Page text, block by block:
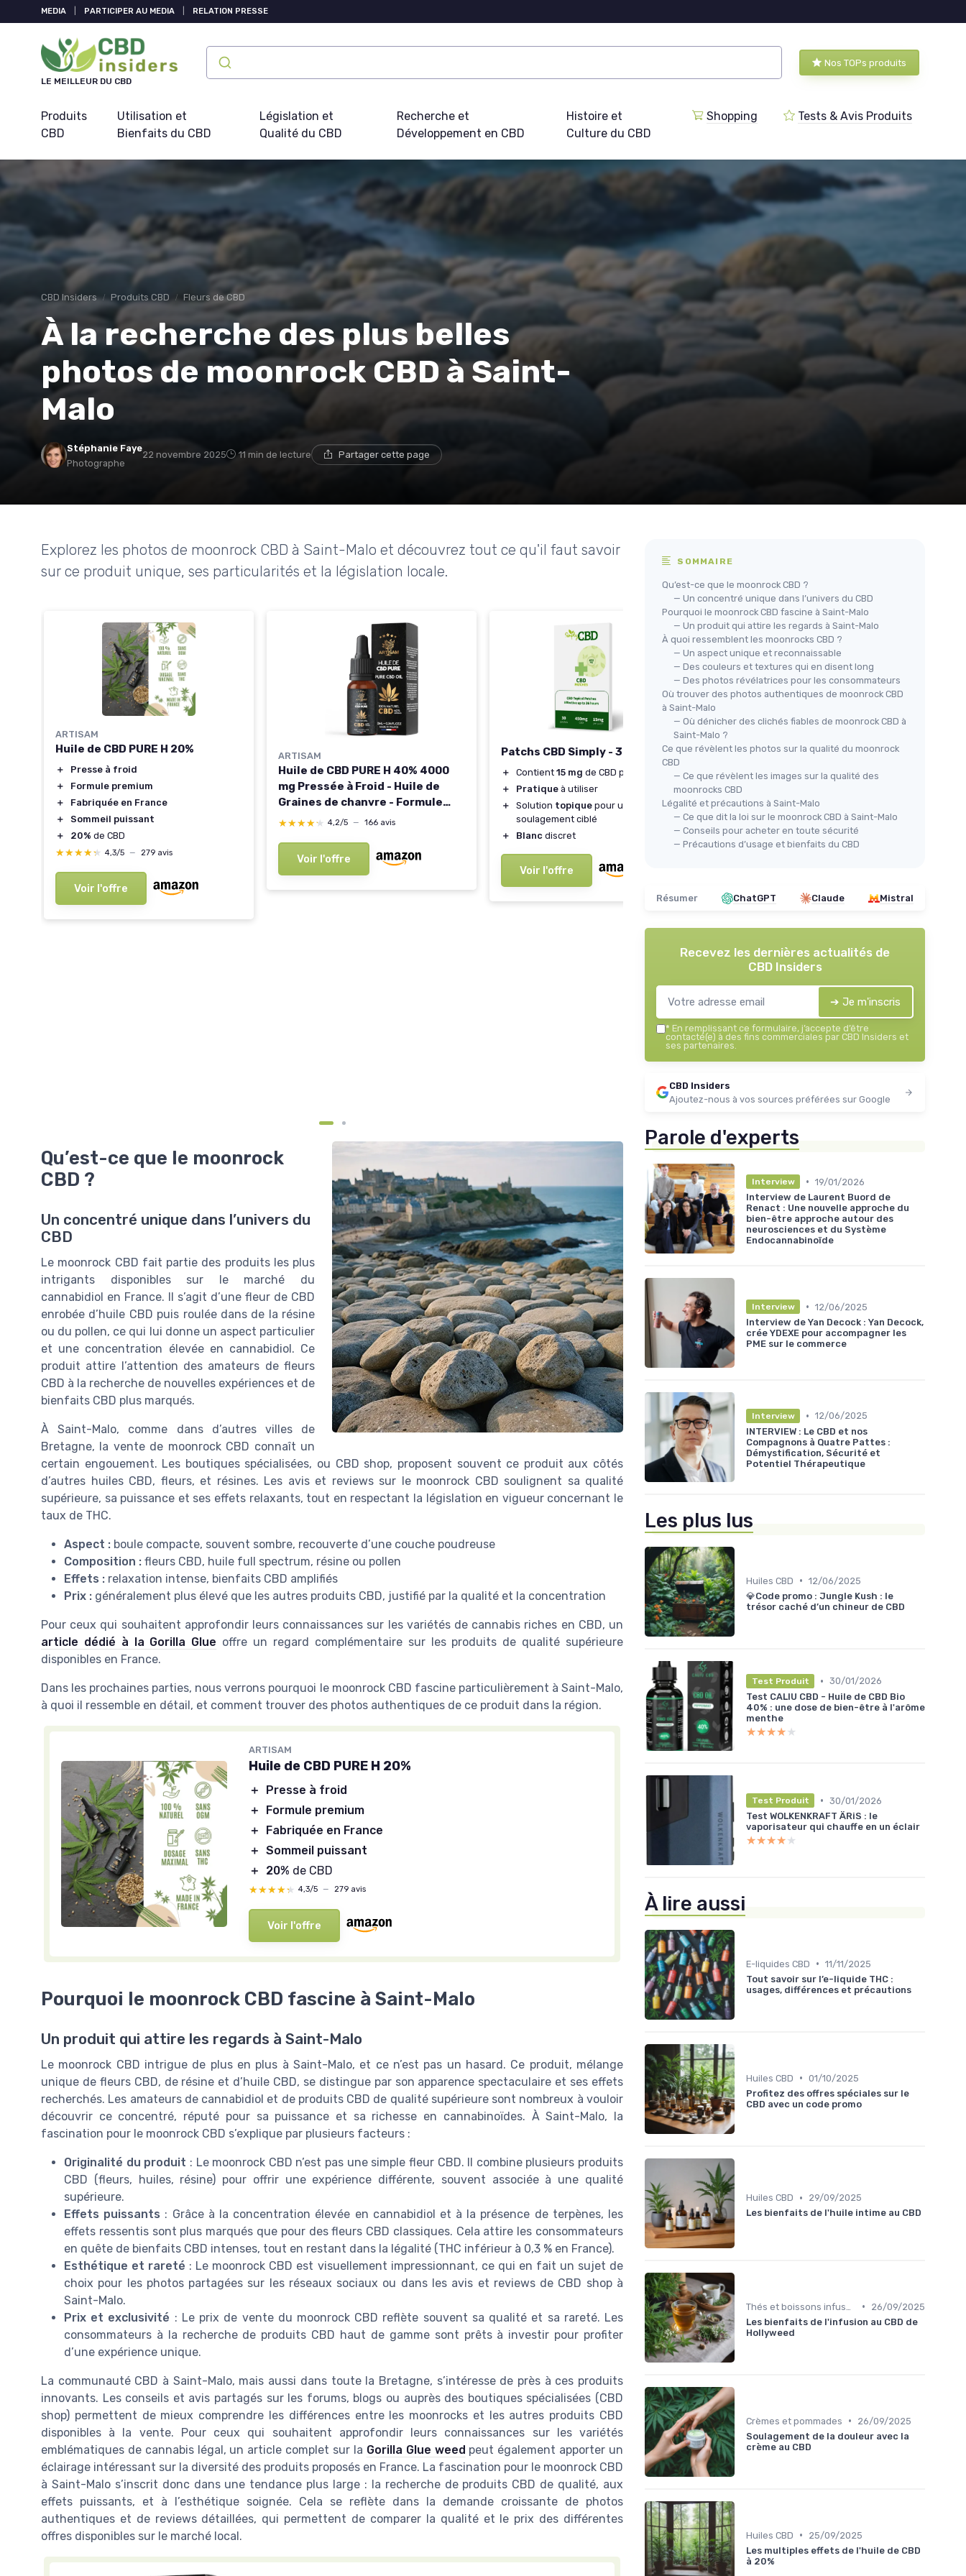
MEDIA PARTICIPER AU MEDIA RELATION PRESSE
LE MEILLEUR DU CBD
Nos TOPs produits
Produits
CBD
Utilisation et
Bienfaits du CBD
Législation et
Qualité du CBD
Recherche et
Développement en CBD
Histoire et
Culture du CBD
Shopping Tests & Avis Produits
CBD Insiders Produits CBD Fleurs de CBD
À la recherche des plus belles
photos de moonrock CBD à Saint-
Malo
Stéphanie Faye
Photographe
22 novembre 2025 11 min de lecture Partager cette page
Explorez les photos de moonrock CBD à Saint-Malo et découvrez tout ce qu'il faut savoir
sur ce produit unique, ses particularités et la législation locale.
ARTISAM
Huile de CBD PURE H 20%
＋
Presse à froid
＋
Formule premium
＋
Fabriquée en France
＋
Sommeil puissant
＋
20% de CBD
★★★★★
★★★★★ 4,3/5 — 279 avis
Voir l'offre
ARTISAM
Huile de CBD PURE H 40% 4000
mg Pressée à Froid - Huile de
Graines de chanvre - Formule
Premium Fabriquée en France -
herbe puff infusion Tisane hhc
10 ml 10 ml (Lot de 1)
★★★★★
★★★★★ 4,2/5 — 166 avis
Voir l'offre
Patchs CBD Simply - 30 patchs
＋ Contient 15 mg de CBD par patch
＋
Pratique à utiliser
＋
Solution topique pour un
soulagement ciblé
＋
Blanc discret
Voir l'offre
URGO
Chaud/Froid
＋
98% d'Origine Naturelle
EffetChaud/Froid
＋ Convient aux enfants à partir de7 ans
＋ Facile à utiliser en
crème de massage
＋ Format pratique de50 ml
★★★★★
★★★★★ 4,1/5 — 71 avis
Qu’est-ce que le moonrock
CBD ?
Un concentré unique dans l’univers du
CBD
Le moonrock CBD fait partie des produits les plus
intrigants disponibles sur le marché du
cannabidiol en France. Il s’agit d’une fleur de CBD
enrobée d’huile CBD puis roulée dans de la résine
ou du pollen, ce qui lui donne un aspect particulier
et une concentration élevée en cannabidiol. Ce
produit attire l’attention des amateurs de fleurs
CBD à la recherche de nouvelles expériences et de
bienfaits CBD plus marqués.
À Saint-Malo, comme dans d’autres villes de
Bretagne, la vente de moonrock CBD connaît un
certain engouement. Les boutiques spécialisées, ou CBD shop, proposent souvent ce produit aux côtés
d’autres huiles CBD, fleurs, et résines. Les avis et reviews sur le moonrock CBD soulignent sa qualité
supérieure, sa puissance et ses effets relaxants, tout en respectant la législation en vigueur concernant le
taux de THC.
Aspect : boule compacte, souvent sombre, recouverte d’une couche poudreuse
Composition : fleurs CBD, huile full spectrum, résine ou pollen
Effets : relaxation intense, bienfaits CBD amplifiés
Prix : généralement plus élevé que les autres produits CBD, justifié par la qualité et la concentration
Pour ceux qui souhaitent approfondir leurs connaissances sur les variétés de cannabis riches en CBD, un
article dédié à la Gorilla Glue offre un regard complémentaire sur les produits de qualité supérieure
disponibles en France.
Dans les prochaines parties, nous verrons pourquoi le moonrock CBD fascine particulièrement à Saint-Malo,
à quoi il ressemble en détail, et comment trouver des photos authentiques de ce produit dans la région.
ARTISAM
Huile de CBD PURE H 20%
＋
Presse à froid
＋
Formule premium
＋
Fabriquée en France
＋ Sommeil puissant
＋
20% de CBD
★★★★★
★★★★★ 4,3/5 — 279 avis
Voir l'offre
Pourquoi le moonrock CBD fascine à Saint-Malo
Un produit qui attire les regards à Saint-Malo
Le moonrock CBD intrigue de plus en plus à Saint-Malo, et ce n’est pas un hasard. Ce produit, mélange
unique de fleurs CBD, de résine et d’huile CBD, se distingue par son apparence spectaculaire et ses effets
recherchés. Les amateurs de cannabidiol et de produits CBD de qualité supérieure sont nombreux à vouloir
découvrir ce concentré, réputé pour sa puissance et sa richesse en cannabinoïdes. À Saint-Malo, la
fascination pour le moonrock CBD s’explique par plusieurs facteurs :
Originalité du produit : Le moonrock CBD n’est pas une simple fleur CBD. Il combine plusieurs produits
CBD (fleurs, huiles, résine) pour offrir une expérience différente, souvent associée à une qualité
supérieure.
Effets puissants : Grâce à la concentration élevée en cannabidiol et à la présence de terpènes, les
effets ressentis sont plus marqués que pour des fleurs CBD classiques. Cela attire les consommateurs
en quête de bienfaits CBD intenses, tout en restant dans la légalité (THC inférieur à 0,3 % en France).
Esthétique et rareté : Le moonrock CBD est visuellement impressionnant, ce qui en fait un sujet de
choix pour les photos partagées sur les réseaux sociaux ou dans les avis et reviews de CBD shop à
Saint-Malo.
Prix et exclusivité : Le prix de vente du moonrock CBD reflète souvent sa qualité et sa rareté. Les
consommateurs à la recherche de produits CBD haut de gamme sont prêts à investir pour profiter
d’une expérience unique.
La communauté CBD à Saint-Malo, mais aussi dans toute la Bretagne, s’intéresse de près à ces produits
innovants. Les conseils et avis partagés sur les forums, blogs ou auprès des boutiques spécialisées (CBD
shop) permettent de mieux comprendre les différences entre les moonrocks et les autres produits CBD
disponibles à la vente. Pour ceux qui souhaitent approfondir leurs connaissances sur les variétés
emblématiques de cannabis légal, un article complet sur la Gorilla Glue weed peut également apporter un
éclairage intéressant sur la diversité des produits proposés en France. La fascination pour le moonrock CBD
à Saint-Malo s’inscrit donc dans une tendance plus large : la recherche de produits CBD de qualité, aux
effets puissants, et à l’esthétique soignée. Cela se reflète dans la demande croissante de photos
authentiques et de reviews détaillées, qui permettent de comparer la qualité et le prix des différentes
offres disponibles sur le marché local.
SOMMAIRE
Qu’est-ce que le moonrock CBD ?
— Un concentré unique dans l’univers du CBD
Pourquoi le moonrock CBD fascine à Saint-Malo
— Un produit qui attire les regards à Saint-Malo
À quoi ressemblent les moonrocks CBD ?
— Un aspect unique et reconnaissable
— Des couleurs et textures qui en disent long
— Des photos révélatrices pour les consommateurs
Où trouver des photos authentiques de moonrock CBD
à Saint-Malo
— Où dénicher des clichés fiables de moonrock CBD à
Saint-Malo ?
Ce que révèlent les photos sur la qualité du moonrock
CBD
— Ce que révèlent les images sur la qualité des
moonrocks CBD
Légalité et précautions à Saint-Malo
— Ce que dit la loi sur le moonrock CBD à Saint-Malo
— Conseils pour acheter en toute sécurité
— Précautions d’usage et bienfaits du CBD
Résumer ChatGPT Claude Mistral
Recevez les dernières actualités de
CBD Insiders
➔ Je m'inscris
* En remplissant ce formulaire, j’accepte d’être
contacté(e) à des fins commerciales par CBD Insiders et
ses partenaires.
CBD Insiders
Ajoutez-nous à vos sources préférées sur Google
Parole d'experts
Interview • 19/01/2026
Interview de Laurent Buord de
Renact : Une nouvelle approche du
bien-être approche autour des
neurosciences et du Système
Endocannabinoïde
Interview • 12/06/2025
Interview de Yan Decock : Yan Decock,
crée YDEXE pour accompagner les
PME sur le commerce
Interview • 12/06/2025
INTERVIEW : Le CBD et nos
Compagnons à Quatre Pattes :
Démystification, Sécurité et
Potentiel Thérapeutique
Les plus lus
Huiles CBD • 12/06/2025
💎Code promo : Jungle Kush : le
trésor caché d’un chineur de CBD
Test Produit • 30/01/2026
Test CALIU CBD - Huile de CBD Bio
40% : une dose de bien-être à l'arôme
menthe
★★★★★
★★★★★
Test Produit • 30/01/2026
Test WOLKENKRAFT ÄRiS : le
vaporisateur qui chauffe en un éclair
★★★★★
★★★★★
À lire aussi
E-liquides CBD • 11/11/2025
Tout savoir sur l’e-liquide THC :
usages, différences et précautions
Huiles CBD • 01/10/2025
Profitez des offres spéciales sur le
CBD avec un code promo
Huiles CBD •
29/09/2025
Les bienfaits de l'huile intime au CBD
•
26/09/2025
Les bienfaits de l'infusion au CBD de
Hollyweed
Crèmes et pommades •
26/09/2025
Soulagement de la douleur avec la
crème au CBD
Huiles CBD •
25/09/2025
Les multiples effets de l'huile de CBD
à 20%
Panneau de gestion des cookies